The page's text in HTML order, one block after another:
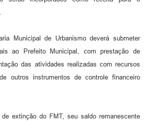
Municipal de Urbanismo deverá submeter
ao Prefeito Municipal, com prestação de
das atividades realizadas com recursos
outros instrumentos de controle financeiro
extinção do FMT, seu saldo remanescente